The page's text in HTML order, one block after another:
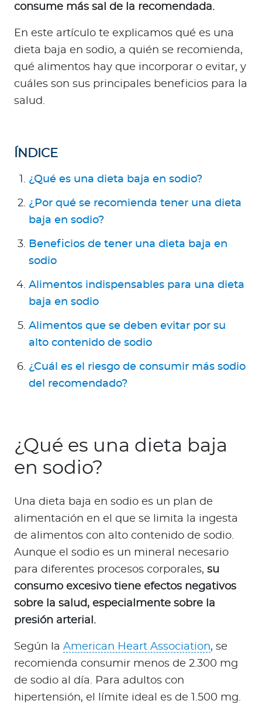
Contáctanos
consume más sal de la recomendada.
En este artículo te explicamos qué es una
dieta baja en sodio, a quién se recomienda,
qué alimentos hay que incorporar o evitar, y
cuáles son sus principales beneficios para la
salud.
ÍNDICE
¿Qué es una dieta baja en sodio?
¿Por qué se recomienda tener una dieta
baja en sodio?
Beneficios de tener una dieta baja en
sodio
Alimentos indispensables para una dieta
baja en sodio
Alimentos que se deben evitar por su
alto contenido de sodio
¿Cuál es el riesgo de consumir más sodio
del recomendado?
¿Qué es una dieta baja
en sodio?
Una dieta baja en sodio es un plan de
alimentación en el que se limita la ingesta
de alimentos con alto contenido de sodio.
Aunque el sodio es un mineral necesario
para diferentes procesos corporales, su
consumo excesivo tiene efectos negativos
sobre la salud, especialmente sobre la
presión arterial.
Según la American Heart Association, se
recomienda consumir menos de 2.300 mg
de sodio al día. Para adultos con
hipertensión, el límite ideal es de 1.500 mg.